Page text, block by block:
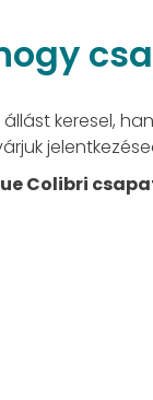
keresel,
Colibri